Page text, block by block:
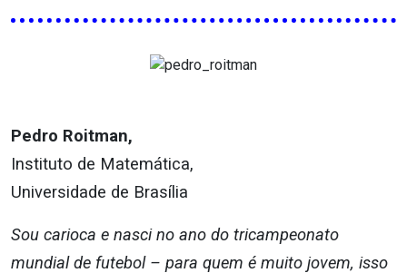
Pedro Roitman,
Instituto de Matemática,
Universidade de Brasília
Sou carioca e nasci no ano do tricampeonato
mundial de futebol – para quem é muito jovem, isso